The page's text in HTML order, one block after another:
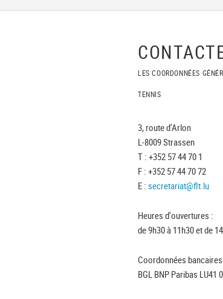
LES COORDONNÉES
TENNIS
3, route d'Arlon
L-8009 Strassen
T : +352 57 44 70 1
F : +352 57 44 70 72
E : secretariat@flt.lu
Heures d'ouvertures :
de 9h30 à 11h30 et de
Coordonnées
BGL BNP Paribas LU41